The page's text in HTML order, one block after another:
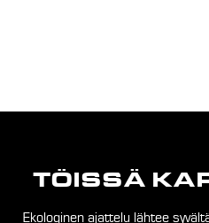
TÖISSÄ
Ekologinen ajattelu lähtee